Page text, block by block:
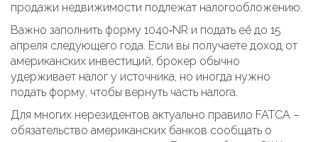
продажи недвижимости подлежат налогообложению.
Важно заполнить форму 1040‑NR и подать её до 15
апреля следующего года. Если вы получаете доход от
американских инвестиций, брокер обычно
удерживает налог у источника, но иногда нужно
подать форму, чтобы вернуть часть налога.
Для многих нерезидентов актуально правило FATCA –
обязательство американских банков сообщать о